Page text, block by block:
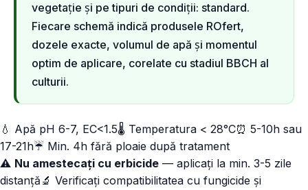
vegetație și pe tipuri de condiții: standard.
Fiecare schemă indică produsele ROfert,
dozele exacte, volumul de apă și momentul
optim de aplicare, corelate cu stadiul BBCH al
culturii.
💧 Apă pH 6-7, EC<1.5🌡️ Temperatura < 28°C⏰ 5-10h sau
17-21h☔ Min. 4h fără ploaie după tratament
⚠️ Nu amestecați cu erbicide — aplicați la min. 3-5 zile
distanță 🔬 Verificați compatibilitatea cu fungicide și